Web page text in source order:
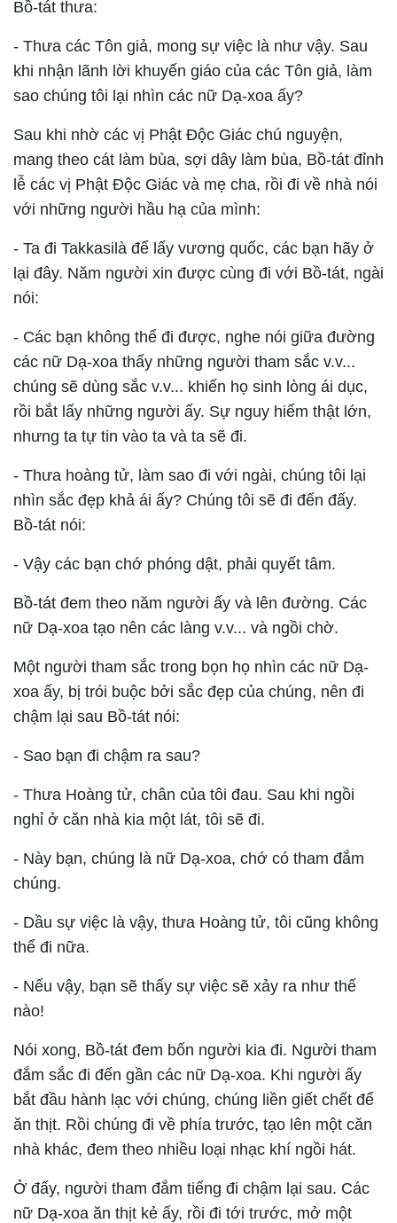
Bồ-tát thưa:
- Thưa các Tôn giả, mong sự việc là như vậy. Sau
khi nhận lãnh lời khuyến giáo của các Tôn giả, làm
sao chúng tôi lại nhìn các nữ Dạ-xoa ấy?
Sau khi nhờ các vị Phật Ðộc Giác chú nguyện,
mang theo cát làm bùa, sợi dây làm bùa, Bồ-tát đỉnh
lễ các vị Phật Ðộc Giác và mẹ cha, rồi đi về nhà nói
với những người hầu hạ của mình:
- Ta đi Takkasilà để lấy vương quốc, các bạn hãy ở
lại đây. Năm người xin được cùng đi với Bồ-tát, ngài
nói:
- Các bạn không thể đi được, nghe nói giữa đường
các nữ Dạ-xoa thấy những người tham sắc v.v...
chúng sẽ dùng sắc v.v... khiến họ sinh lòng ái dục,
rồi bắt lấy những người ấy. Sự nguy hiểm thật lớn,
nhưng ta tự tin vào ta và ta sẽ đi.
- Thưa hoàng tử, làm sao đi với ngài, chúng tôi lại
nhìn sắc đẹp khả ái ấy? Chúng tôi sẽ đi đến đấy.
Bồ-tát nói:
- Vậy các bạn chớ phóng dật, phải quyết tâm.
Bồ-tát đem theo năm người ấy và lên đường. Các
nữ Dạ-xoa tạo nên các làng v.v... và ngồi chờ.
Một người tham sắc trong bọn họ nhìn các nữ Dạ-
xoa ấy, bị trói buộc bởi sắc đẹp của chúng, nên đi
chậm lại sau Bồ-tát nói:
- Sao bạn đi chậm ra sau?
- Thưa Hoàng tử, chân của tôi đau. Sau khi ngồi
nghỉ ở căn nhà kia một lát, tôi sẽ đi.
- Này bạn, chúng là nữ Dạ-xoa, chớ có tham đắm
chúng.
- Dầu sự việc là vậy, thưa Hoàng tử, tôi cũng không
thể đi nữa.
- Nếu vậy, bạn sẽ thấy sự việc sẽ xảy ra như thế
nào!
Nói xong, Bồ-tát đem bốn người kia đi. Người tham
đắm sắc đi đến gần các nữ Dạ-xoa. Khi người ấy
bắt đầu hành lạc với chúng, chúng liền giết chết để
ăn thịt. Rồi chúng đi về phía trước, tạo lên một căn
nhà khác, đem theo nhiều loại nhạc khí ngồi hát.
Ở đấy, người tham đắm tiếng đi chậm lại sau. Các
nữ Dạ-xoa ăn thịt kẻ ấy, rồi đi tới trước, mở một